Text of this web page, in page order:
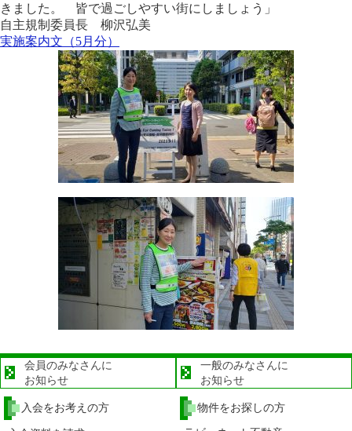
きました。 皆で過ごしやすい街にしましょう」
自主規制委員長 柳沢弘美
実施案内文（5月分）
会員のみなさんに
お知らせ
一般のみなさんに
お知らせ
入会をお考えの方 物件をお探しの方